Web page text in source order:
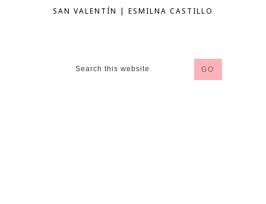
SAN VALENTÍN | ESMILNA CASTILLO